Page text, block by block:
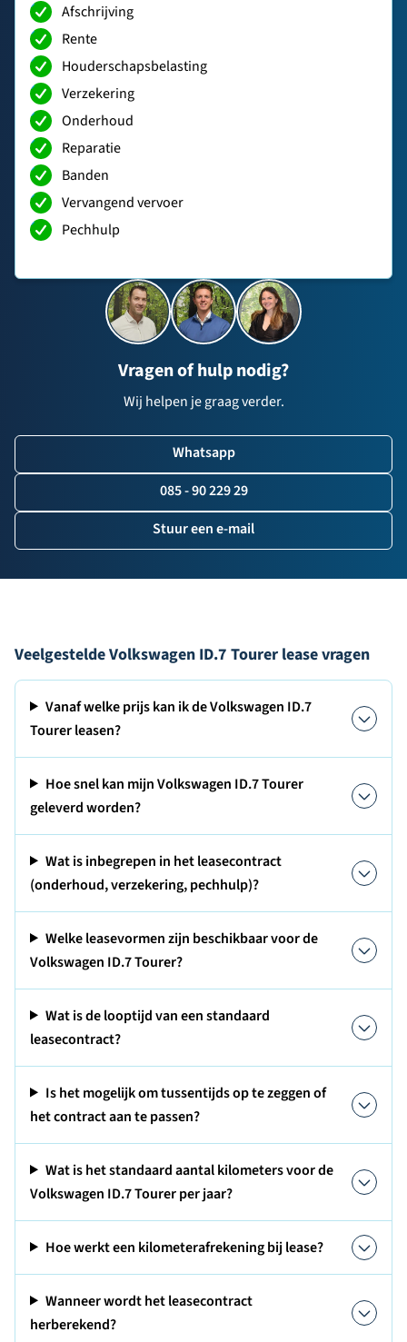
Afschrijving
Rente
Houderschapsbelasting
Verzekering
Onderhoud
Reparatie
Banden
Vervangend vervoer
Pechhulp
Vragen of hulp nodig?
Wij helpen je graag verder.
Whatsapp
085 - 90 229 29
Stuur een e-mail
Veelgestelde Volkswagen ID.7 Tourer lease vragen
Vanaf welke prijs kan ik de Volkswagen ID.7
Tourer leasen?
Hoe snel kan mijn Volkswagen ID.7 Tourer
geleverd worden?
Wat is inbegrepen in het leasecontract
(onderhoud, verzekering, pechhulp)?
Welke leasevormen zijn beschikbaar voor de
Volkswagen ID.7 Tourer?
Wat is de looptijd van een standaard
leasecontract?
Is het mogelijk om tussentijds op te zeggen of
het contract aan te passen?
Wat is het standaard aantal kilometers voor de
Volkswagen ID.7 Tourer per jaar?
Hoe werkt een kilometerafrekening bij lease?
Wanneer wordt het leasecontract
herberekend?